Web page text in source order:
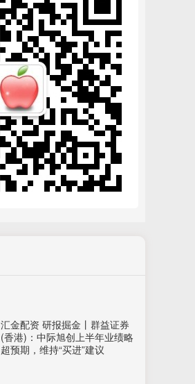
汇金配资 研报掘金丨群益证券
(香港)：中际旭创上半年业绩略
超预期，维持“买进”建议